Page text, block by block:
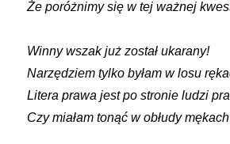
Że poróżnimy się w tej ważnej
Winny wszak już został ukarany!
Narzędziem tylko byłam w losu
Litera prawa jest po stronie ludzi
Czy miałam tonąć w obłudy